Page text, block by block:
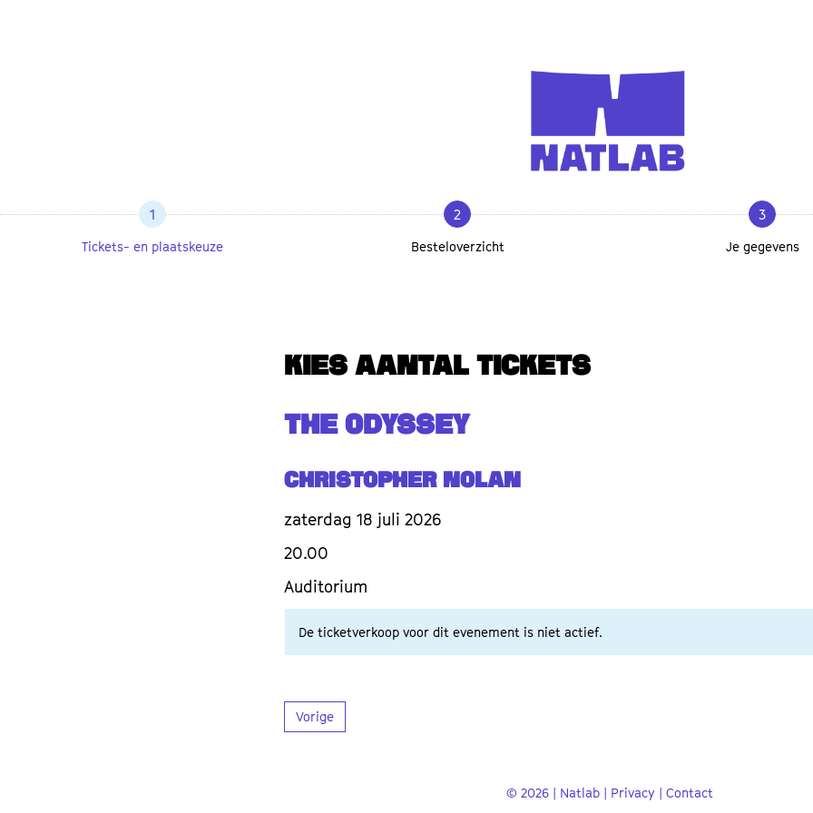
1
Tickets- en plaatskeuze
2
Besteloverzicht
3
Je gegevens
KIES AANTAL TICKETS
THE ODYSSEY
Christopher Nolan
zaterdag 18 juli 2026
20.00
Auditorium
De ticketverkoop voor dit evenement is niet actief.
Vorige
© 2026 | Natlab | Privacy | Contact